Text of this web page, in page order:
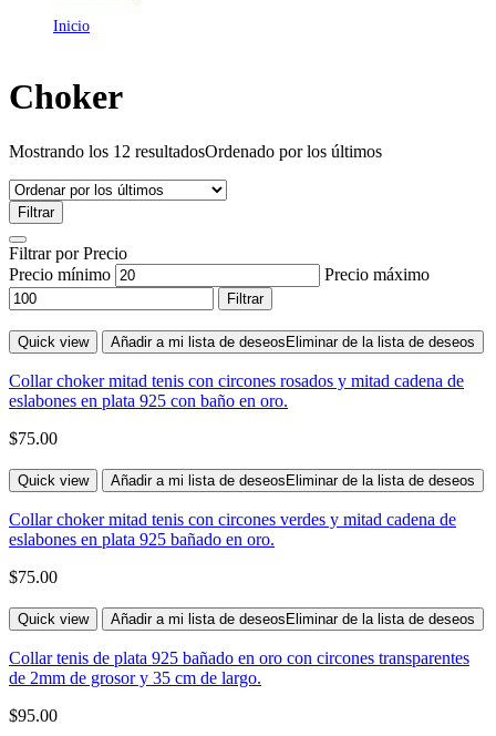
Inicio
Choker
Mostrando los 12 resultadosOrdenado por los últimos
Filtrar
Filtrar por Precio
Precio mínimo
Precio máximo
Filtrar
Quick view Añadir a mi lista de deseos Eliminar de la lista de deseos
Collar choker mitad tenis con circones rosados y mitad cadena de
eslabones en plata 925 con baño en oro.
$75.00
Quick view Añadir a mi lista de deseos Eliminar de la lista de deseos
Collar choker mitad tenis con circones verdes y mitad cadena de
eslabones en plata 925 bañado en oro.
$75.00
Quick view Añadir a mi lista de deseos Eliminar de la lista de deseos
Collar tenis de plata 925 bañado en oro con circones transparentes
de 2mm de grosor y 35 cm de largo.
$95.00